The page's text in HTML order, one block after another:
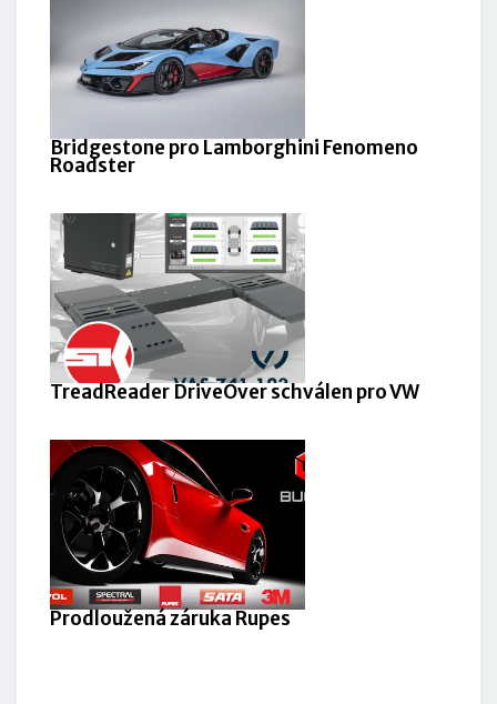
Bridgestone pro Lamborghini Fenomeno
Roadster
TreadReader DriveOver schválen pro VW
Prodloužená záruka Rupes